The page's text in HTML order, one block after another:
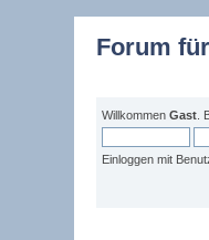
Forum
WillkommenGast .
Einloggen mit